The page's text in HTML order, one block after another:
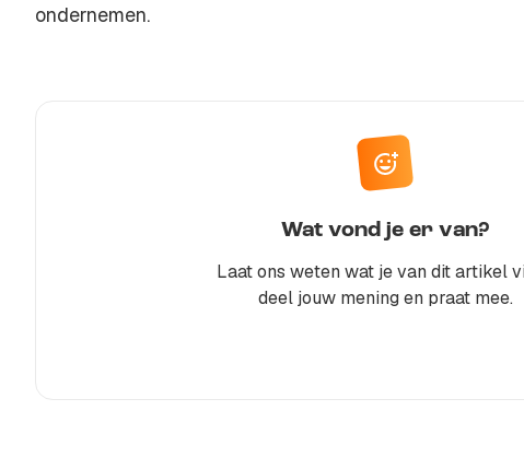
ondernemen.
Wat vond je er van?
Laat ons weten wat je van dit artikel
deel jouw mening en praat mee.